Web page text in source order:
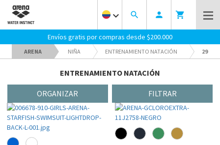
keyboard_arrow_down search person shopping_cart
Envíos gratis por compras desde $200.000
ARENA NIÑA ENTRENAMIENTO NATACIÓN 29
ENTRENAMIENTO NATACIÓN
FILTRAR
ORGANIZAR